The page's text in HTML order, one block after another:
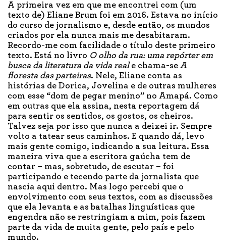
A primeira vez em que me encontrei com (um
texto de) Eliane Brum foi em 2016. Estava no início
do curso de jornalismo e, desde então, os mundos
criados por ela nunca mais me desabitaram.
Recordo-me com facilidade o título deste primeiro
texto. Está no livro O olho da rua: uma repórter em
busca da literatura da vida reale chama-se A
floresta das parteiras. Nele, Eliane conta as
histórias de Dorica, Jovelina e de outras mulheres
com esse “dom de pegar menino” no Amapá. Como
em outras que ela assina, nesta reportagem dá
para sentir os sentidos, os gostos, os cheiros.
Talvez seja por isso que nunca a deixei ir. Sempre
volto a tatear seus caminhos. E quando dá, levo
mais gente comigo, indicando a sua leitura. Essa
maneira viva que a escritora gaúcha tem de
contar – mas, sobretudo, de escutar – foi
participando e tecendo parte da jornalista que
nascia aqui dentro. Mas logo percebi que o
envolvimento com seus textos, com as discussões
que ela levanta e as batalhas linguísticas que
engendra não se restringiam a mim, pois fazem
parte da vida de muita gente, pelo país e pelo
mundo.